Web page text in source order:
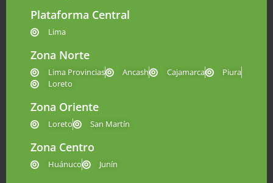
Plataforma Central
Lima
Zona Norte
Lima Provincias Ancash Cajamarca
Piura
Loreto
Zona Oriente
Loreto San Martín
Zona Centro
Huánuco Junín